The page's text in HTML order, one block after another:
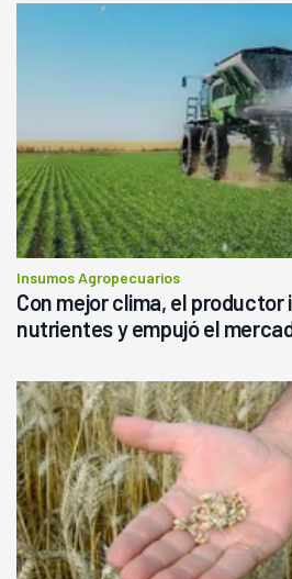
Insumos Agropecuarios
Con mejor clima, el productor
nutrientes y empujó el